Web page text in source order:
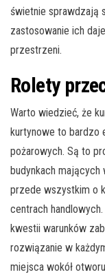
świetnie sprawdzają
zastosowanie ich
przestrzeni.
Rolety
Warto wiedzieć, że
kurtynowe to bardzo
pożarowych. Są to
budynkach
przede wszystkim o
centrach
kwestii warunków
rozwiązanie w
miejsca wokół